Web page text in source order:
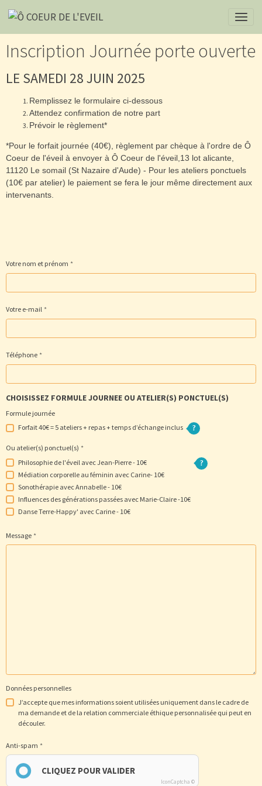
Inscription Journée porte ouverte
LE SAMEDI 28 JUIN 2025
Remplissez le formulaire ci-dessous
Attendez confirmation de notre part
Prévoir le règlement*
*Pour le forfait journée (40€), règlement par chèque à l'ordre de Ô
Coeur de l'éveil à envoyer à Ô Coeur de l'éveil,13 lot alicante,
11120 Le somail (St Nazaire d'Aude) - Pour les ateliers ponctuels
(10€ par atelier) le paiement se fera le jour même directement aux
intervenants.
Votre nom et prénom
Votre e-mail
Téléphone
CHOISISSEZ FORMULE JOURNEE OU ATELIER(S) PONCTUEL(S)
Formule journée
Forfait 40€ = 5 ateliers + repas + temps d’échange inclus
Ou atelier(s) ponctuel(s)
Philosophie de l'éveil avec Jean-Pierre - 10€
Médiation corporelle au féminin avec Carine- 10€
Sonothérapie avec Annabelle - 10€
Influences des générations passées avec Marie-Claire -10€
Danse Terre-Happy' avec Carine - 10€
Message
Données personnelles
J’accepte que mes informations soient utilisées uniquement dans le cadre de
ma demande et de la relation commerciale éthique personnalisée qui peut en
découler.
Anti-spam
CLIQUEZ POUR VALIDER
IconCaptcha ©